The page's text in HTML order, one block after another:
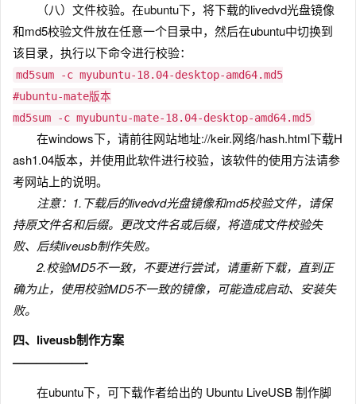
（八）文件校验。在ubuntu下，将下载的livedvd光盘镜像
和md5校验文件放在任意一个目录中，然后在ubuntu中切换到
该目录，执行以下命令进行校验：
md5sum -c myubuntu-18.04-desktop-amd64.md5
#ubuntu-mate版本
md5sum -c myubuntu-mate-18.04-desktop-amd64.md5
在windows下，请前往网站地址://keir.网络/hash.html下载H
ash1.04版本，并使用此软件进行校验，该软件的使用方法请参
考网站上的说明。
注意：1.下载后的livedvd光盘镜像和md5校验文件，请保
持原文件名和后缀。更改文件名或后缀，将造成文件校验失
败、后续liveusb制作失败。
2.校验MD5不一致，不要进行尝试，请重新下载，直到正
确为止，使用校验MD5不一致的镜像，可能造成启动、安装失
败。
四、liveusb制作方案
——————-
在ubuntu下，可下载作者给出的 Ubuntu LiveUSB 制作脚